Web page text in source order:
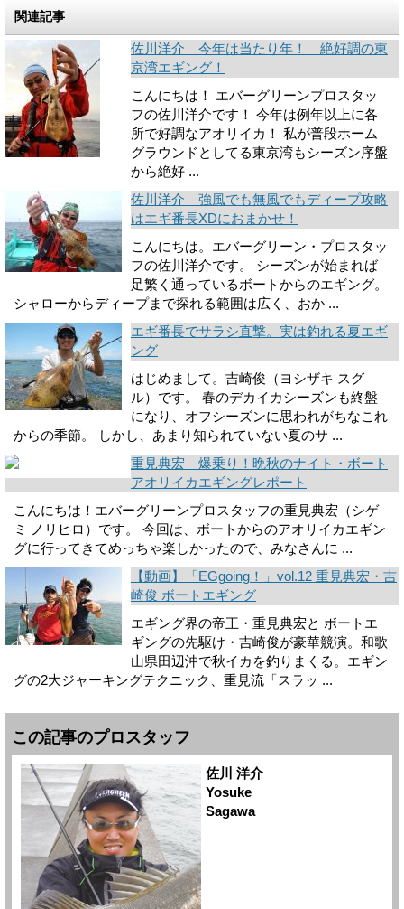
関連記事
佐川洋介 今年は当たり年！ 絶好調の東
京湾エギング！
こんにちは！ エバーグリーンプロスタッ
フの佐川洋介です！ 今年は例年以上に各
所で好調なアオリイカ！ 私が普段ホーム
グラウンドとしてる東京湾もシーズン序盤
から絶好 ...
佐川洋介 強風でも無風でもディープ攻略
はエギ番長XDにおまかせ！
こんにちは。エバーグリーン・プロスタッ
フの佐川洋介です。 シーズンが始まれば
足繁く通っているボートからのエギング。
シャローからディープまで探れる範囲は広く、おか ...
エギ番長でサラシ直撃。実は釣れる夏エギ
ング
はじめまして。吉崎俊（ヨシザキ スグ
ル）です。 春のデカイカシーズンも終盤
になり、オフシーズンに思われがちなこれ
からの季節。 しかし、あまり知られていない夏のサ ...
重見典宏 爆乗り！晩秋のナイト・ボート
アオリイカエギングレポート
こんにちは！エバーグリーンプロスタッフの重見典宏（シゲ
ミ ノリヒロ）です。 今回は、ボートからのアオリイカエギン
グに行ってきてめっちゃ楽しかったので、みなさんに ...
【動画】「EGgoing！」vol.12 重見典宏・吉
崎俊 ボートエギング
エギング界の帝王・重見典宏と ボートエ
ギングの先駆け・吉崎俊が豪華競演。和歌
山県田辺沖で秋イカを釣りまくる。エギン
グの2大ジャーキングテクニック、重見流「スラッ ...
この記事のプロスタッフ
佐川 洋介
Yosuke
Sagawa